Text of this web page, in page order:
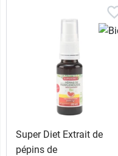
Super Diet Extrait de
pépins de